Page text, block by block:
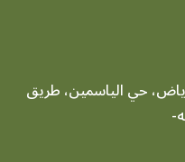
حي الياسمين، طريق